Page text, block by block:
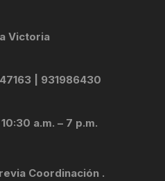
Victoria
| 931986430
a.m. – 7 p.m.
Coordinación .